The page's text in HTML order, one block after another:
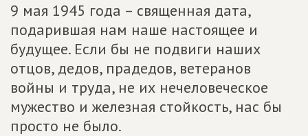
9 мая 1945 года – священная дата,
подарившая нам наше настоящее и
будущее. Если бы не подвиги наших
отцов, дедов, прадедов, ветеранов
войны и труда, не их нечеловеческое
мужество и железная стойкость, нас бы
просто не было.